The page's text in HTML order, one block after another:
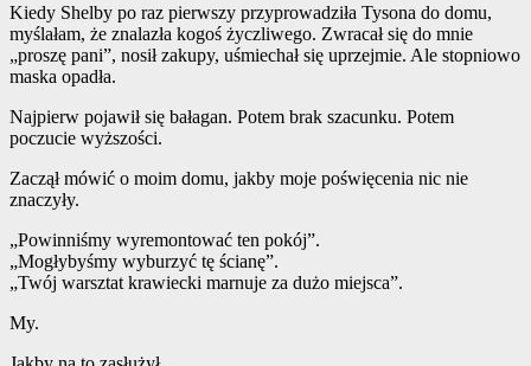
Kiedy Shelby po raz pierwszy przyprowadziła Tysona do domu,
myślałam, że znalazła kogoś życzliwego. Zwracał się do mnie
„proszę pani”, nosił zakupy, uśmiechał się uprzejmie. Ale stopniowo
maska ​​opadła.
Najpierw pojawił się bałagan. Potem brak szacunku. Potem
poczucie wyższości.
Zaczął mówić o moim domu, jakby moje poświęcenia nic nie
znaczyły.
„Powinniśmy wyremontować ten pokój”.
„Mogłybyśmy wyburzyć tę ścianę”.
„Twój warsztat krawiecki marnuje za dużo miejsca”.
My.